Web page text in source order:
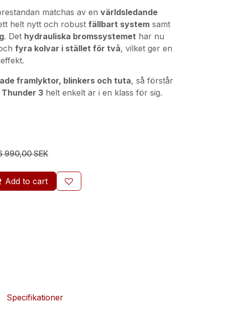
matchas av en världsledande
helt nytt och robust fällbart system samt
. Det hydrauliska bromssystemet har nu
fyra kolvar i stället för två, vilket ger en
framlyktor, blinkers och tuta, så förstår
3 helt enkelt är i en klass för sig.
990,00SEK
Add to cart
Specifikationer